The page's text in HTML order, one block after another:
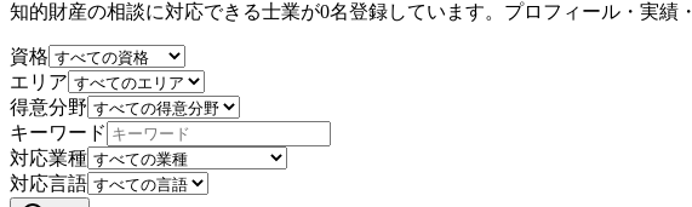
知的財産の相談に対応できる士業が0名登録しています。プロフィール・実
資格
エリア
得意分野
キーワード
対応業種
対応言語